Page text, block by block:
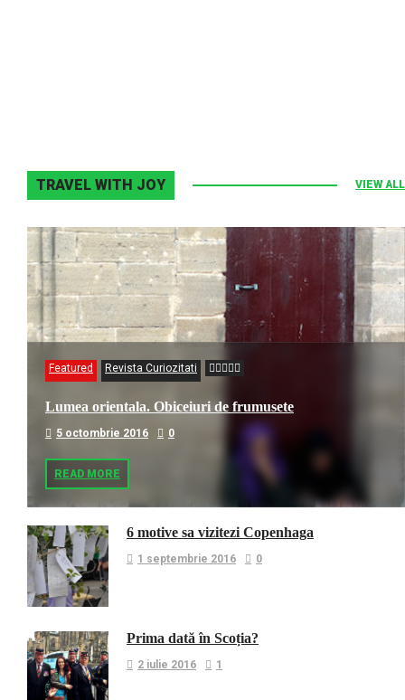
TRAVEL WITH JOY VIEW ALL
Featured Revista Curiozitati
Lumea orientala. Obiceiuri de frumusete
5 octombrie 2016 0
READ MORE
6 motive sa vizitezi Copenhaga
1 septembrie 2016 0
Prima dată în Scoția?
2 iulie 2016 1